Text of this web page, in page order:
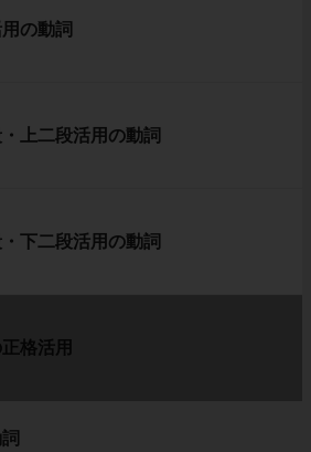
の動詞
・上二段活用の動詞
下二段活用の動詞
正格活用